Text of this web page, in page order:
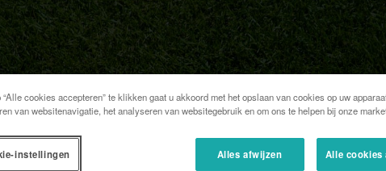
“Alle cookies accepteren” te klikken gaat u akkoord met het opslaan van cookies op uw
van websitenavigatie, het analyseren van websitegebruik en om ons te helpen bij onze
Alles afwijzen Alle cookies
instellingen